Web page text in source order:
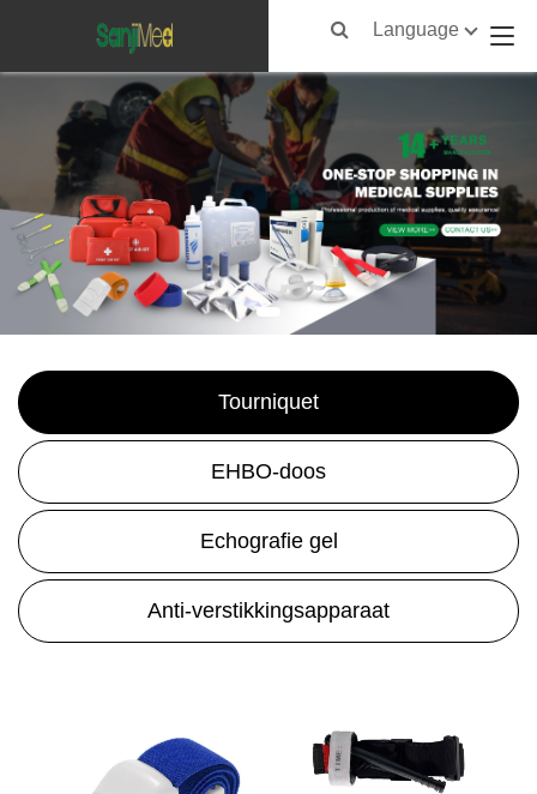
Language
Tourniquet
EHBO-doos
Echografie gel
Anti-verstikkingsapparaat